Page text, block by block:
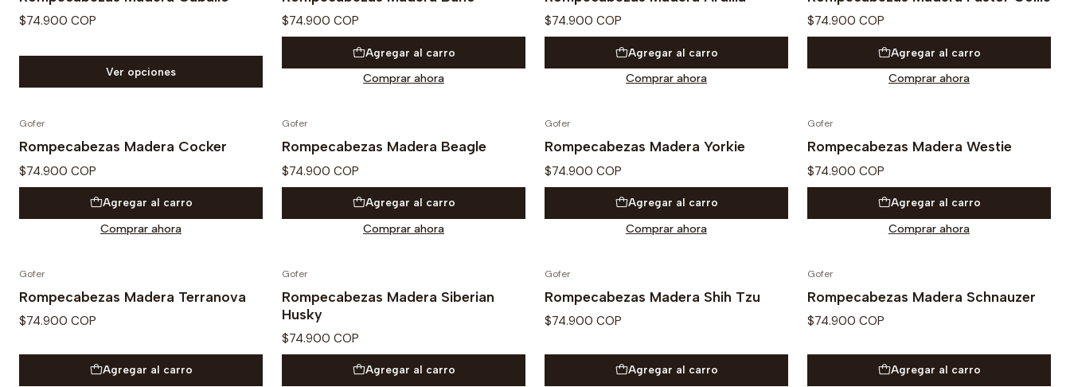
$74.900 COP
Ver opciones
$74.900 COP
Agregar al carro
Comprar ahora
$74.900 COP
Agregar al carro
Comprar ahora
$74.900 COP
Agregar al carro
Comprar ahora
Gofer
Rompecabezas Madera Cocker
$74.900 COP
Agregar al carro
Comprar ahora
Gofer
Rompecabezas Madera Beagle
$74.900 COP
Agregar al carro
Comprar ahora
Gofer
Rompecabezas Madera Yorkie
$74.900 COP
Agregar al carro
Comprar ahora
Gofer
Rompecabezas Madera Westie
$74.900 COP
Agregar al carro
Comprar ahora
Gofer
Rompecabezas Madera Terranova
$74.900 COP
Agregar al carro
Gofer
Rompecabezas Madera Siberian
Husky
$74.900 COP
Agregar al carro
Gofer
Rompecabezas Madera Shih Tzu
$74.900 COP
Agregar al carro
Gofer
Rompecabezas Madera Schnauzer
$74.900 COP
Agregar al carro